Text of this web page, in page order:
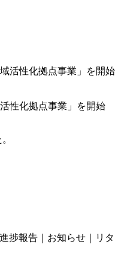
性化拠点事業」を開始